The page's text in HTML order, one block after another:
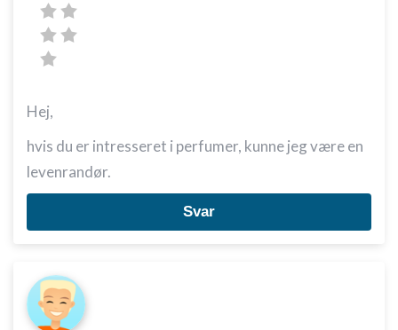
Hej,
hvis du er intresseret i perfumer, kunne jeg være en
levenrandør.
Svar